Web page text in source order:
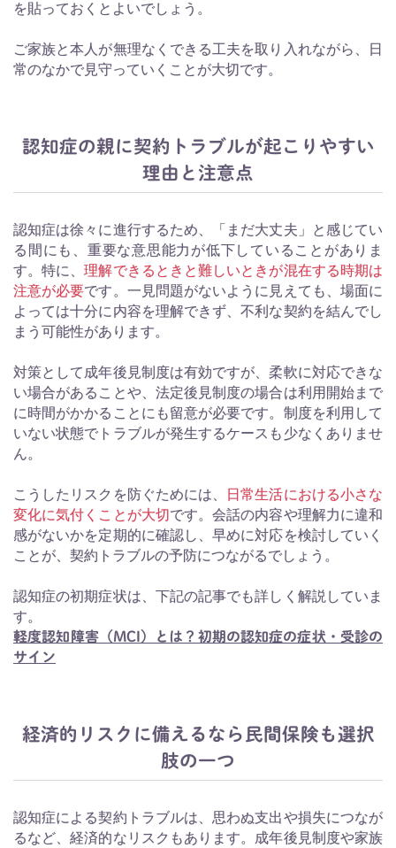
を貼っておくとよいでしょう。
ご家族と本人が無理なくできる工夫を取り入れながら、日
常のなかで見守っていくことが大切です。
認知症の親に契約トラブルが起こりやすい
理由と注意点
認知症は徐々に進行するため、「まだ大丈夫」と感じてい
る間にも、重要な意思能力が低下していることがありま
す。特に、理解できるときと難しいときが混在する時期は
注意が必要です。一見問題がないように見えても、場面に
よっては十分に内容を理解できず、不利な契約を結んでし
まう可能性があります。
対策として成年後見制度は有効ですが、柔軟に対応できな
い場合があることや、法定後見制度の場合は利用開始まで
に時間がかかることにも留意が必要です。制度を利用して
いない状態でトラブルが発生するケースも少なくありませ
ん。
こうしたリスクを防ぐためには、
日常生活における小さな
変化に気付くことが大切です。会話の内容や理解力に違和
感がないかを定期的に確認し、早めに対応を検討していく
ことが、契約トラブルの予防につながるでしょう。
認知症の初期症状は、下記の記事でも詳しく解説していま
す。
軽度認知障害（MCI）とは？初期の認知症の症状・受診の
サイン
経済的リスクに備えるなら民間保険も選択
肢の一つ
認知症による契約トラブルは、思わぬ支出や損失につなが
るなど、経済的なリスクもあります。成年後見制度や家族